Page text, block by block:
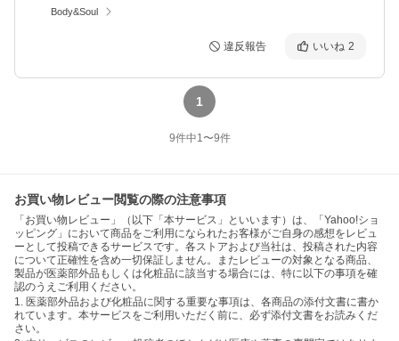
Body&Soul
違反報告 いいね 2
1
9件中1〜9件
お買い物レビュー閲覧の際の注意事項
「お買い物レビュー」（以下「本サービス」といいます）は、「Yahoo!ショ
ッピング」において商品をご利用になられたお客様がご自身の感想をレビュ
ーとして投稿できるサービスです。各ストアおよび当社は、投稿された内容
について正確性を含め一切保証しません。またレビューの対象となる商品、
製品が医薬部外品もしくは化粧品に該当する場合には、特に以下の事項を確
認のうえご利用ください。
1. 医薬部外品および化粧品に関する重要な事項は、各商品の添付文書に書か
れています。本サービスをご利用いただく前に、必ず添付文書をお読みくだ
さい。